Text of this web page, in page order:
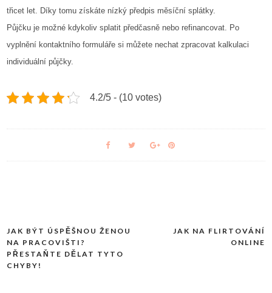
třicet let. Díky tomu získáte nízký předpis měsíční splátky.
Půjčku je možné kdykoliv splatit předčasně nebo refinancovat. Po
vyplnění kontaktního formuláře si můžete nechat zpracovat kalkulaci
individuální půjčky.
4.2/5 - (10 votes)
Navigace
pro
příspěvek
JAK BÝT ÚSPĚŠNOU ŽENOU
NA PRACOVIŠTI?
PŘESTAŇTE DĚLAT TYTO
CHYBY!
JAK NA FLIRTOVÁNÍ
ONLINE